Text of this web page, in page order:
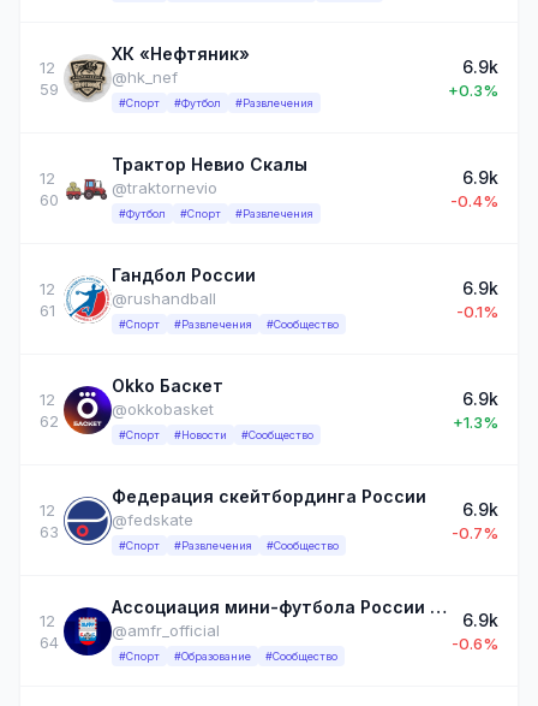
12
59
ХК «Нефтяник»
@hk_nef
#Спорт #Футбол #Развлечения
6.9k
+0.3%
12
60
Трактор Невио Скалы
@traktornevio
#Футбол #Спорт #Развлечения
6.9k
-0.4%
12
61
Гандбол России
@rushandball
#Спорт #Развлечения #Сообщество
6.9k
-0.1%
12
62
Okko Баскет
@okkobasket
#Спорт #Новости #Сообщество
6.9k
+1.3%
12
63
Федерация скейтбординга России
@fedskate
#Спорт #Развлечения #Сообщество
6.9k
-0.7%
12
64
Ассоциация мини-футбола России / АМФР
@amfr_official
#Спорт #Образование #Сообщество
6.9k
-0.6%